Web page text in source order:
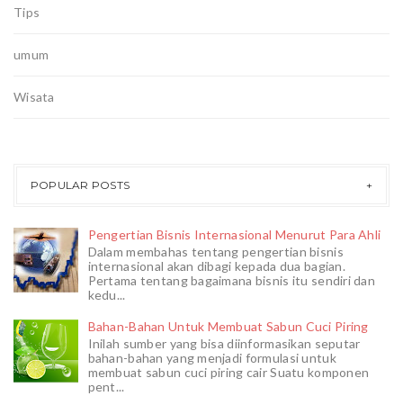
Tips
umum
Wisata
POPULAR POSTS
Pengertian Bisnis Internasional Menurut Para Ahli
Dalam membahas tentang pengertian bisnis
internasional akan dibagi kepada dua bagian.
Pertama tentang bagaimana bisnis itu sendiri dan
kedu...
Bahan-Bahan Untuk Membuat Sabun Cuci Piring
Inilah sumber yang bisa diinformasikan seputar
bahan-bahan yang menjadi formulasi untuk
membuat sabun cuci piring cair Suatu komponen
pent...